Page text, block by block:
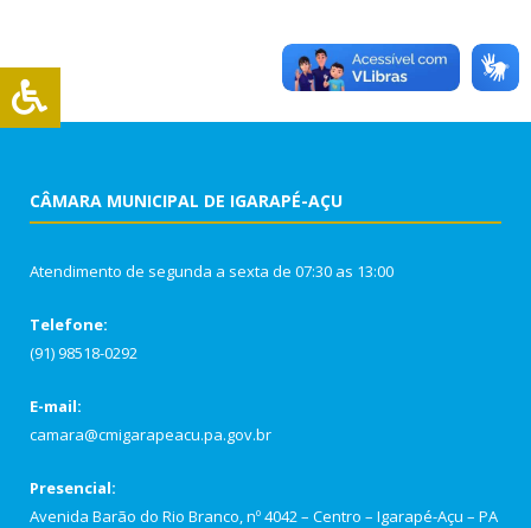
CÂMARA MUNICIPAL DE IGARAPÉ-AÇU
Atendimento de segunda a sexta de 07:30 as 13:00
Telefone:
(91) 98518-0292
E-mail:
camara@cmigarapeacu.pa.gov.br
Presencial:
Avenida Barão do Rio Branco, nº 4042 – Centro – Igarapé-Açu – PA